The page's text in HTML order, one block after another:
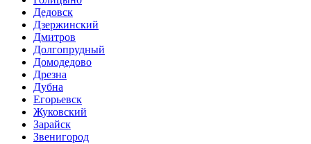
Дедовск
Дзержинский
Дмитров
Долгопрудный
Домодедово
Дрезна
Дубна
Егорьевск
Жуковский
Зарайск
Звенигород